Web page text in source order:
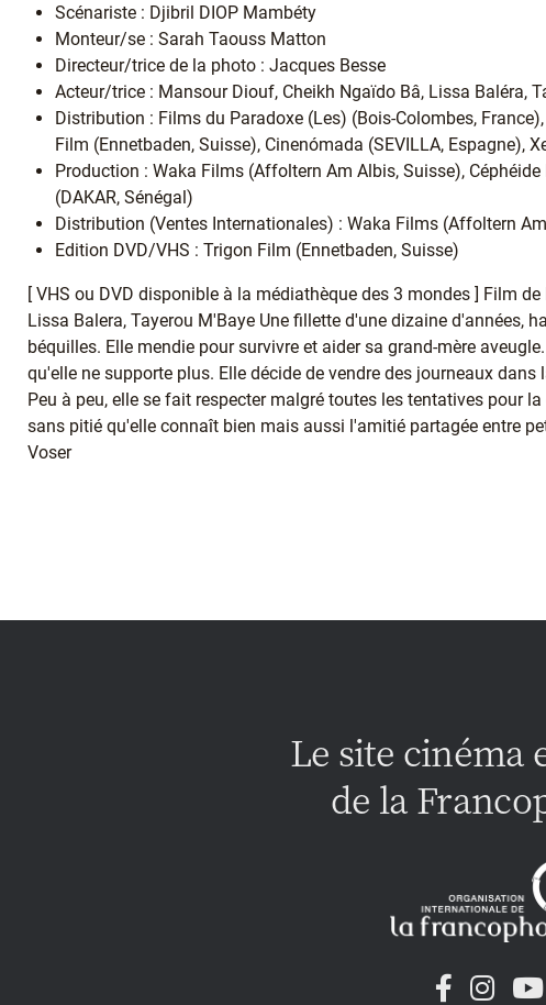
Scénariste : Djibril DIOP Mambéty
Monteur/se : Sarah Taouss Matton
Directeur/trice de la photo : Jacques Besse
Acteur/trice : Mansour Diouf, Cheikh Ngaïdo Bâ, Lissa Baléra,
Distribution : Films du Paradoxe (Les) (Bois-Colombes,
Film (Ennetbaden, Suisse), Cinenómada (SEVILLA, Espagne),
Production : Waka Films (Affoltern Am Albis, Suisse),
(DAKAR, Sénégal)
Distribution (Ventes Internationales) : Waka Films (Affoltern
Edition DVD/VHS : Trigon Film (Ennetbaden, Suisse)
[ VHS ou DVD disponible à la médiathèque des 3 mondes ] Film
Lissa Balera, Tayerou M'Baye Une fillette d'une dizaine d'années,
béquilles. Elle mendie pour survivre et aider sa grand-mère
qu'elle ne supporte plus. Elle décide de vendre des journeaux
Peu à peu, elle se fait respecter malgré toutes les tentatives pour
sans pitié qu'elle connaît bien mais aussi l'amitié partagée entre
Voser
Le site cinéma
de la